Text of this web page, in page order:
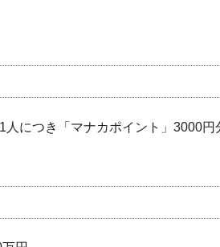
人につき「マナカポイント」3000円